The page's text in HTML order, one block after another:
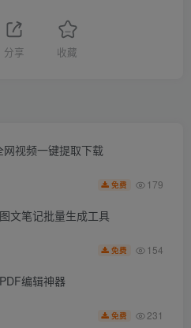
分享 收藏
视频一键提取下载
免费 179
文笔记批量生成工具
免费 154
编辑神器
免费 231